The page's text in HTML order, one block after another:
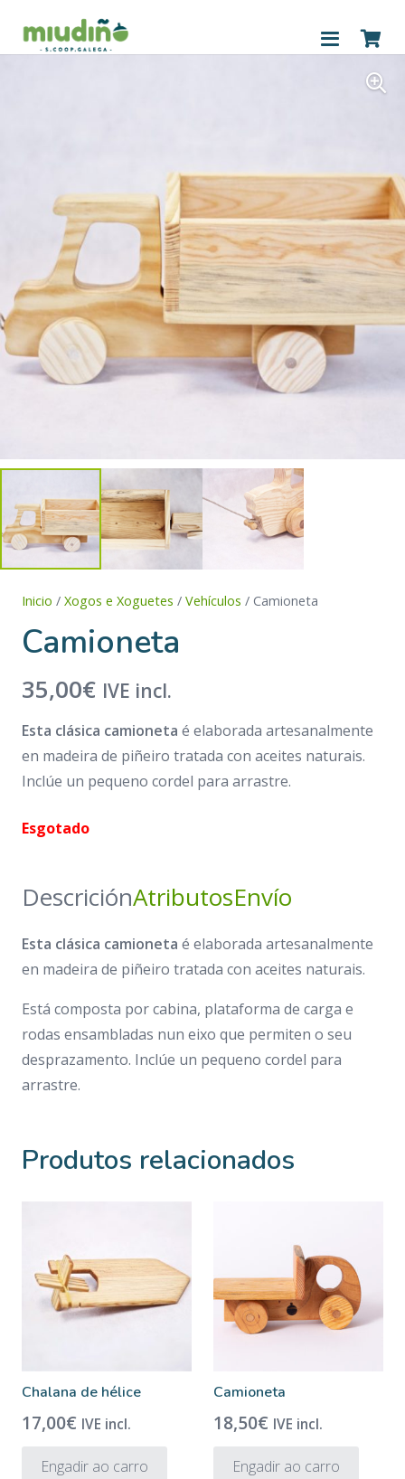
Inicio / Xogos e Xoguetes / Vehículos / Camioneta
Camioneta
35,00€ IVE incl.
Esta clásica camioneta é elaborada artesanalmente
en madeira de piñeiro tratada con aceites naturais.
Inclúe un pequeno cordel para arrastre.
Esgotado
DescriciónAtributosEnvío
Esta clásica camioneta é elaborada artesanalmente
en madeira de piñeiro tratada con aceites naturais.
Está composta por cabina, plataforma de carga e
rodas ensambladas nun eixo que permiten o seu
desprazamento. Inclúe un pequeno cordel para
arrastre.
Produtos relacionados
Chalana de hélice
17,00€ IVE incl.
Engadir ao carro
Camioneta
18,50€ IVE incl.
Engadir ao carro